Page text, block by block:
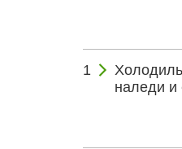
наледи и